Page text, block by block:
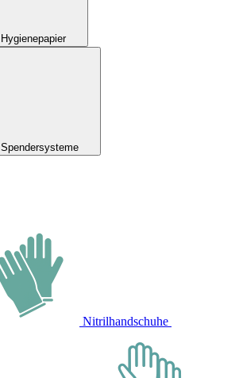
Hygienepapier
Spendersysteme
Nitrilhandschuhe